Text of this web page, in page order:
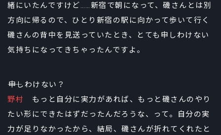
緒にいたんですけど……新宿で朝になって、磯さんとは別
方向に帰るので、ひとり新宿の駅に向かって歩いて行く
磯さんの背中を見送っていたとき、とても申しわけない
気持ちになってきちゃったんですよ。
――申しわけない？
野村 もっと自分に実力があれば、もっと磯さんのやり
たい形にできたはずだったんだろうな、って。自分の実
力が足りなかったから、結局、磯さんが折れてくれたと